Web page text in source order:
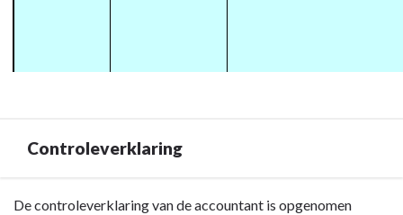
Controleverklaring
Terug
De controleverklaring van de accountant is opgenomen